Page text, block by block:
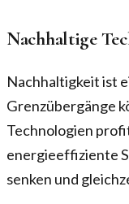
Nachhaltige
Nachhaltigkeit ist
Grenzübergänge
Technologien
energieeffiziente
senken und